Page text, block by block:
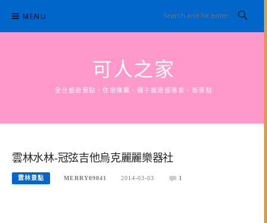
content
MENU
可人之家
全台旅遊景點，住宿推薦、親子旅遊部落客、新景點
雲林水林-冠弦吉他烏克麗麗樂器社
雲林景點 MERRY09041 2014-03-03 1